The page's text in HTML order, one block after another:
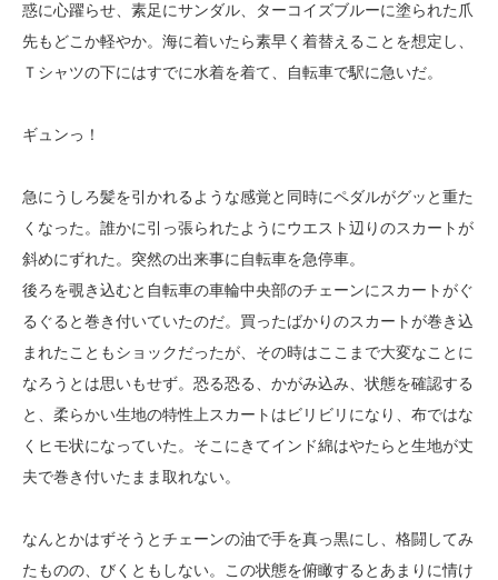
惑に心躍らせ、素足にサンダル、ターコイズブルーに塗られた爪
先もどこか軽やか。海に着いたら素早く着替えることを想定し、
Ｔシャツの下にはすでに水着を着て、自転車で駅に急いだ。
ギュンっ！
急にうしろ髪を引かれるような感覚と同時にペダルがグッと重た
くなった。誰かに引っ張られたようにウエスト辺りのスカートが
斜めにずれた。突然の出来事に自転車を急停車。
後ろを覗き込むと自転車の車輪中央部のチェーンにスカートがぐ
るぐると巻き付いていたのだ。買ったばかりのスカートが巻き込
まれたこともショックだったが、その時はここまで大変なことに
なろうとは思いもせず。恐る恐る、かがみ込み、状態を確認する
と、柔らかい生地の特性上スカートはビリビリになり、布ではな
くヒモ状になっていた。そこにきてインド綿はやたらと生地が丈
夫で巻き付いたまま取れない。
なんとかはずそうとチェーンの油で手を真っ黒にし、格闘してみ
たものの、びくともしない。この状態を俯瞰するとあまりに情け